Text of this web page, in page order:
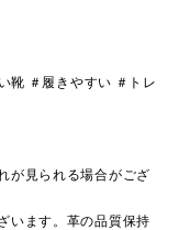
靴 ＃履きやすい ＃トレ
が見られる場合がござ
います。革の品質保持